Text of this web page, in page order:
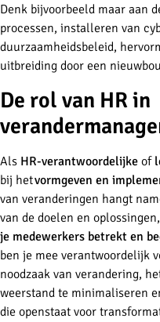
Denk bijvoorbeeld maar aan
processen, installeren van
duurzaamheidsbeleid,
uitbreiding door een
De rol van HR in
Als HR-verantwoordelijke of
bij hetvormgeven en
van veranderingen hangt
van de doelen en
je medewerkers betrekt en
ben je mee verantwoordelijk
noodzaak van verandering,
weerstand te minimaliseren
die openstaat voor